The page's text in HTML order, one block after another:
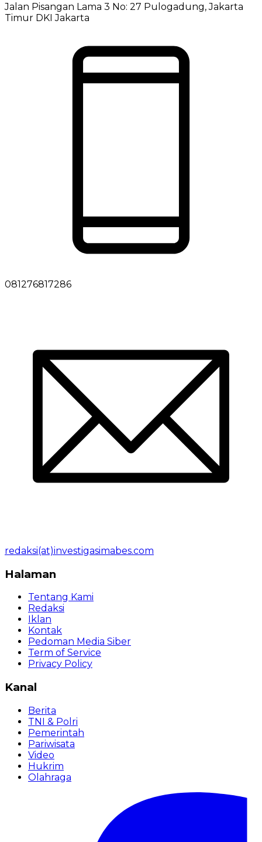
Jalan Pisangan Lama 3 No: 27 Pulogadung, Jakarta
Timur DKI Jakarta
081276817286
redaksi(at)investigasimabes.com
Halaman
Tentang Kami
Redaksi
Iklan
Kontak
Pedoman Media Siber
Term of Service
Privacy Policy
Kanal
Berita
TNI & Polri
Pemerintah
Pariwisata
Video
Hukrim
Olahraga